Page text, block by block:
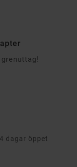
dagar öppet